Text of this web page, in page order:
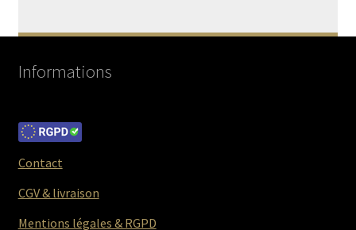
Informations
Contact
CGV & livraison
Mentions légales & RGPD